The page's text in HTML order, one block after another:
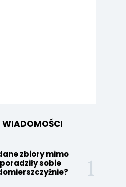
WIADOMOŚCI
zbiory mimo
sobie